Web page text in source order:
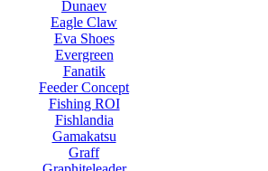
Dunaev
Eagle Claw
Eva Shoes
Evergreen
Fanatik
Feeder Concept
Fishing ROI
Fishlandia
Gamakatsu
Graff